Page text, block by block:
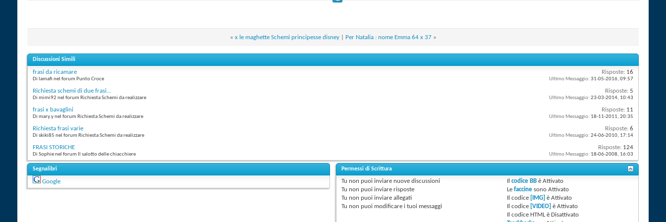
« x le maghette Schemi principesse disney| Per Natalia : nome Emma 64 x 37 »
Discussioni Simili
frasi da ricamare
Di lamafi nel forum Punto Croce
Risposte: 16
Ultimo Messaggio: 31-05-2016, 09:57
Richiesta schemi di due frasi...
Di mimi92 nel forum Richiesta Schemi da realizzare
Risposte: 5
Ultimo Messaggio: 23-03-2014, 10:43
frasi x bavaglini
Di mary.y nel forum Richiesta Schemi da realizzare
Risposte: 11
Ultimo Messaggio: 18-11-2011, 20:35
Richiesta frasi varie
Di skiki85 nel forum Richiesta Schemi da realizzare
Risposte: 6
Ultimo Messaggio: 24-06-2010, 17:14
FRASI STORICHE
Di Sophie nel forum Il salotto delle chiacchiere
Risposte: 124
Ultimo Messaggio: 18-06-2008, 16:03
Segnalibri
Google
Permessi di Scrittura
Tu non puoi inviare nuove discussioni
Tu non puoi inviare risposte
Tu non puoi inviare allegati
Tu non puoi modificare i tuoi messaggi
Ilcodice BB èAttivato
Lefaccine sonoAttivato
Il codice
[IMG] èAttivato
Il codice [VIDEO] èAttivato
Il codice HTML è Disattivato